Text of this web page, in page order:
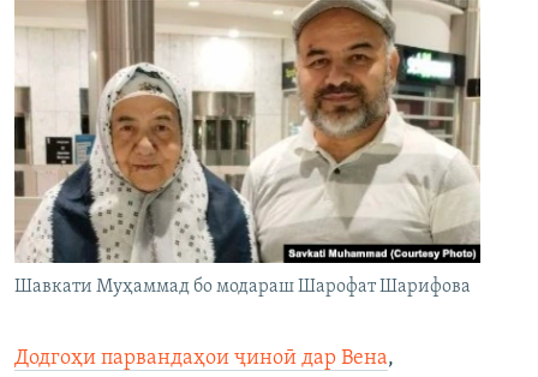
Шавкати Муҳаммад бо модараш Шарофат Шарифова
Додгоҳи парвандаҳои ҷиноӣ дар Вена,